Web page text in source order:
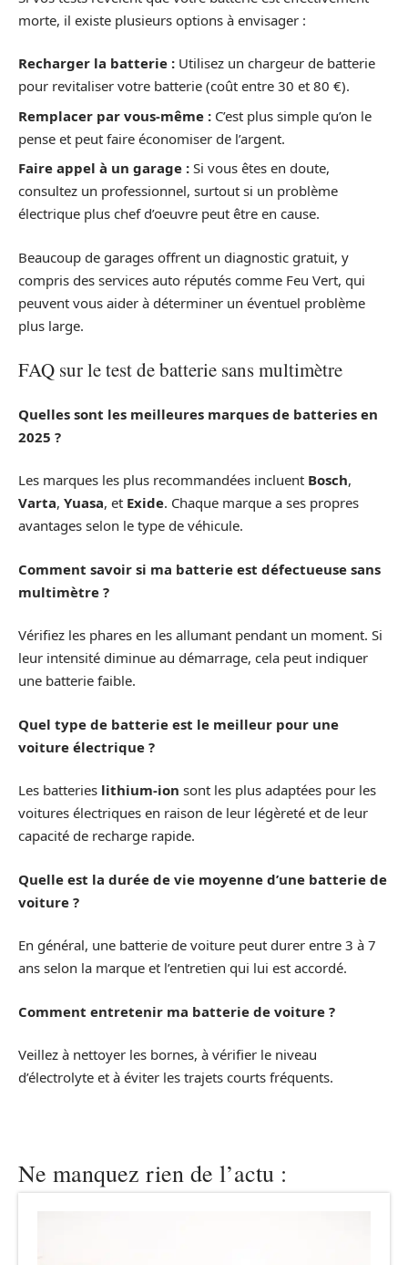
morte, il existe plusieurs options à envisager :
Recharger la batterie : Utilisez un chargeur de batterie
pour revitaliser votre batterie (coût entre 30 et 80 €).
Remplacer par vous-même : C’est plus simple qu’on le
pense et peut faire économiser de l’argent.
Faire appel à un garage : Si vous êtes en doute,
consultez un professionnel, surtout si un problème
électrique plus chef d’oeuvre peut être en cause.
Beaucoup de garages offrent un diagnostic gratuit, y
compris des services auto réputés comme Feu Vert, qui
peuvent vous aider à déterminer un éventuel problème
plus large.
FAQ sur le test de batterie sans multimètre
Quelles sont les meilleures marques de batteries en
2025 ?
Les marques les plus recommandées incluent Bosch,
Varta, Yuasa, et Exide. Chaque marque a ses propres
avantages selon le type de véhicule.
Comment savoir si ma batterie est défectueuse sans
multimètre ?
Vérifiez les phares en les allumant pendant un moment. Si
leur intensité diminue au démarrage, cela peut indiquer
une batterie faible.
Quel type de batterie est le meilleur pour une
voiture électrique ?
Les batteries lithium-ion sont les plus adaptées pour les
voitures électriques en raison de leur légèreté et de leur
capacité de recharge rapide.
Quelle est la durée de vie moyenne d’une batterie de
voiture ?
En général, une batterie de voiture peut durer entre 3 à 7
ans selon la marque et l’entretien qui lui est accordé.
Comment entretenir ma batterie de voiture ?
Veillez à nettoyer les bornes, à vérifier le niveau
d’électrolyte et à éviter les trajets courts fréquents.
Ne manquez rien de l’actu :